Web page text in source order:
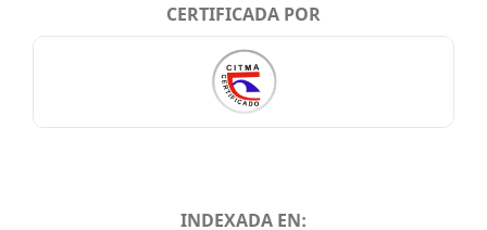
CERTIFICADA POR
INDEXADA EN: